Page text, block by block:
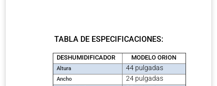
TABLA DE ESPECIFICACIONES:
DESHUMIDIFICADOR MODELO ORION
Altura 44 pulgadas
Ancho 24 pulgadas